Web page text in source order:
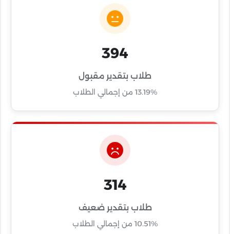
394
طلاب بتقدير مقبول
13.19% من إجمالي الطلاب
314
طلاب بتقدير ضعيف
10.51% من إجمالي الطلاب